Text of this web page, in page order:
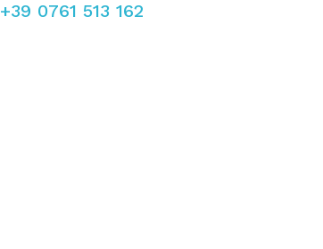
+39 0761 513 162